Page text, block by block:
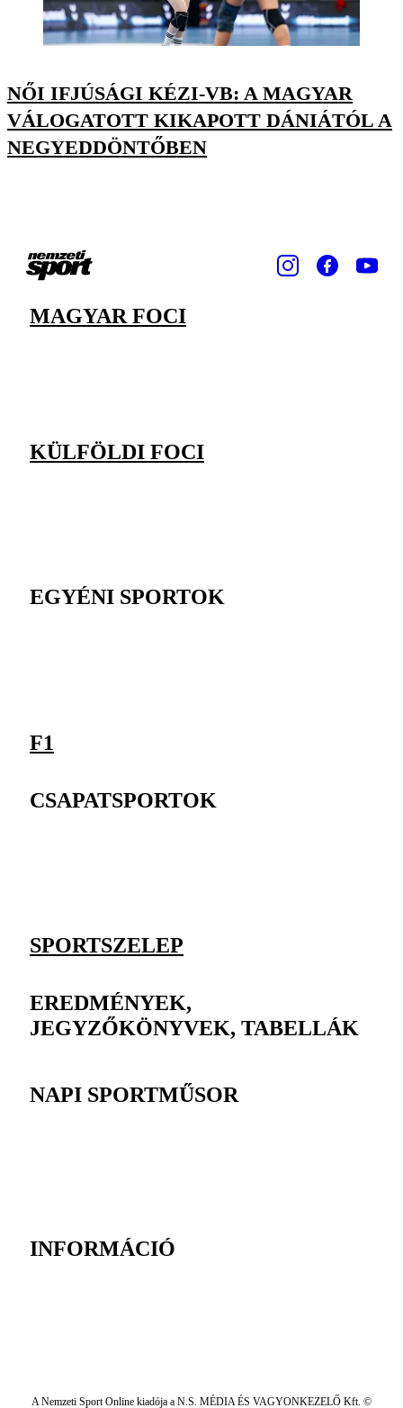
NŐI IFJÚSÁGI KÉZI-VB: A MAGYAR
VÁLOGATOTT KIKAPOTT DÁNIÁTÓL A
NEGYEDDÖNTŐBEN
MAGYAR FOCI
KÜLFÖLDI FOCI
EGYÉNI SPORTOK
F1
CSAPATSPORTOK
SPORTSZELEP
EREDMÉNYEK,
JEGYZŐKÖNYVEK, TABELLÁK
NAPI SPORTMŰSOR
INFORMÁCIÓ
A Nemzeti Sport Online kiadója a N.S. MÉDIA ÉS VAGYONKEZELŐ Kft. ©